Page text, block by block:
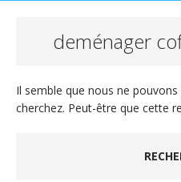
deménager
Il semble que nous ne
cherchez. Peut-être que cette